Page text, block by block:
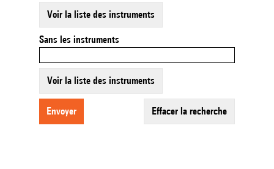
Voir la liste des instruments
Sans les instruments
Voir la liste des instruments
envoyer effacer la recherche